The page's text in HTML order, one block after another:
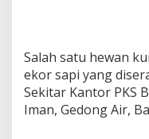
Salah satu hewan
ekor sapi yang
Sekitar Kantor PKS
Iman, Gedong Air,